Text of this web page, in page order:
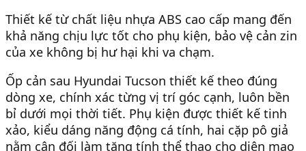
Thiết kế từ chất liệu nhựa ABS cao cấp mang đến
khả năng chịu lực tốt cho phụ kiện, bảo vệ cản zin
của xe không bị hư hại khi va chạm.
Ốp cản sau Hyundai Tucson thiết kế theo đúng
dòng xe, chính xác từng vị trí góc cạnh, luôn bền
bỉ dưới mọi thời tiết. Phụ kiện được thiết kế tinh
xảo, kiểu dáng năng động cá tính, hai cặp pô giả
nằm cân đối làm tăng tính thể thao cho diện mạo